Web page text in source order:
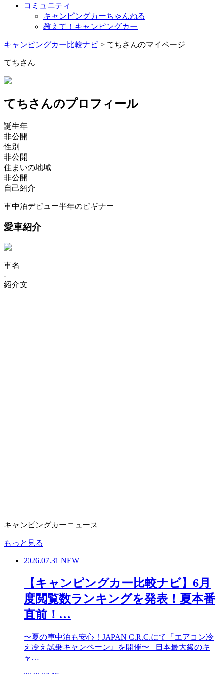
コミュニティ
キャンピングカーちゃんねる
教えて！キャンピングカー
キャンピングカー比較ナビ > てちさんのマイページ
てちさん
てちさんのプロフィール
誕生年
非公開
性別
非公開
住まいの地域
非公開
自己紹介
車中泊デビュー半年のビギナー
愛車紹介
車名
-
紹介文
キャンピングカーニュース
もっと見る
2026.07.31 NEW
【キャンピングカー比較ナビ】6月
度閲覧数ランキングを発表！夏本番
直前！…
〜夏の車中泊も安心！JAPAN C.R.C.にて『エアコン冷
え冷え試乗キャンペーン』を開催〜 日本最大級のキ
ャ…